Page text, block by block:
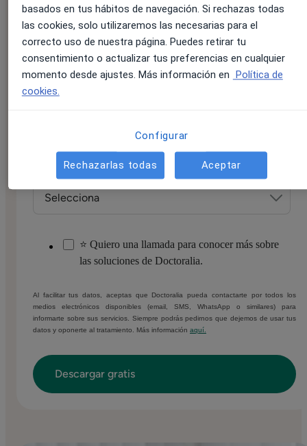
Correo electrónico:*
¿A qué te dedicas principalmente?
⭐ Quiero una llamada para conocer más sobre
las soluciones de Doctoralia.
Al facilitar tus datos, aceptas que Doctoralia pueda contactarte por todos los
medios electrónicos disponibles (email, SMS, WhatsApp o similares) para
informarte sobre sus servicios. Siempre podrás pedirnos que dejemos de usar tus
datos y oponerte al tratamiento. Más información aquí.
basados en tus hábitos de navegación. Si rechazas todas
las cookies, solo utilizaremos las necesarias para el
correcto uso de nuestra página. Puedes retirar tu
consentimiento o actualizar tus preferencias en cualquier
momento desde ajustes. Más información en Política de
cookies.
Configurar
Rechazarlas todas Aceptar